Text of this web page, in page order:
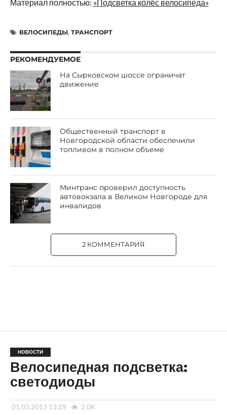
Материал полностью: «Подсветка колёс велосипеда»
ВЕЛОСИПЕДЫ, ТРАНСПОРТ
РЕКОМЕНДУЕМОЕ
На Сырковском шоссе ограничат
движение
Общественный транспорт в
Новгородской области обеспечили
топливом в полном объеме
Минтранс проверил доступность
автовокзала в Великом Новгороде для
инвалидов
2 КОММЕНТАРИЯ
НОВОСТИ
Велосипедная подсветка:
светодиоды
01.03.2013 13:29 2.0K